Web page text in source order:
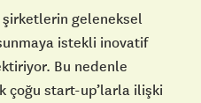
geleneksel
istekli inovatif
Bu nedenle
çoğu start-up’larla ilişki